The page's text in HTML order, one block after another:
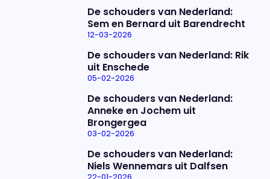
De schouders van Nederland:
Sem en Bernard uit Barendrecht
12-03-2026
De schouders van Nederland: Rik
uit Enschede
05-02-2026
De schouders van Nederland:
Anneke en Jochem uit
Brongergea
03-02-2026
De schouders van Nederland:
Niels Wennemars uit Dalfsen